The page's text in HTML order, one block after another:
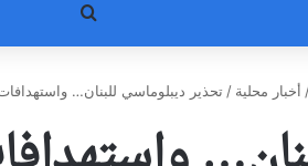
بحث عن
أخبار محلية / تحذير ديبلوماسي للبنان…